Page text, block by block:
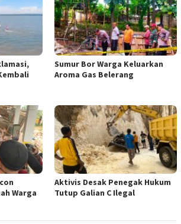
Sumur Bor Warga Keluarkan
Aroma Gas Belerang
Warga
Aktivis Desak Penegak Hukum
Tutup Galian C Ilegal